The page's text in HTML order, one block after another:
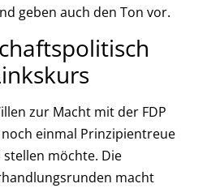
geben auch den Ton vor.
zur Macht mit der FDP
einmal Prinzipientreue
möchte. Die
macht